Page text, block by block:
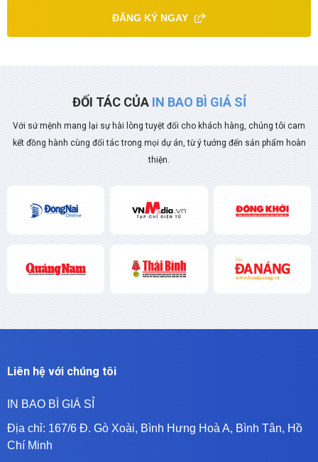
ĐĂNG KÝ NGAY
ĐỐI TÁC CỦA IN BAO BÌ GIÁ SỈ
Với sứ mệnh mang lại sự hài lòng tuyệt đối cho khách hàng, chúng tôi cam
kết đồng hành cùng đối tác trong mọi dự án, từ ý tưởng đến sản phẩm hoàn
thiện.
Liên hệ với chúng tôi
IN BAO BÌ GIÁ SỈ
Địa chỉ: 167/6 Đ. Gò Xoài, Bình Hưng Hoà A, Bình Tân, Hồ
Chí Minh